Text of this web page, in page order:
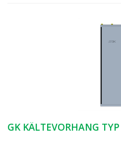
GK KÄLTEVORHANG